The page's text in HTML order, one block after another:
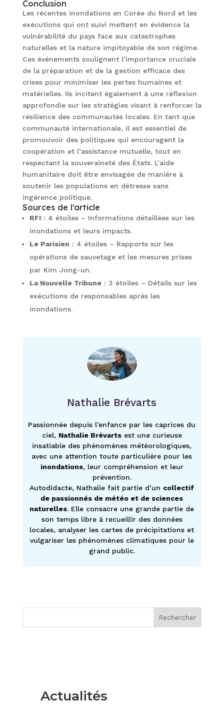
Conclusion
Les récentes inondations en Corée du Nord et les
exécutions qui ont suivi mettent en évidence la
vulnérabilité du pays face aux catastrophes
naturelles et la nature impitoyable de son régime.
Ces événements soulignent l’importance cruciale
de la préparation et de la gestion efficace des
crises pour minimiser les pertes humaines et
matérielles. Ils incitent également à une réflexion
approfondie sur les stratégies visant à renforcer la
résilience des communautés locales. En tant que
communauté internationale, il est essentiel de
promouvoir des politiques qui encouragent la
coopération et l’assistance mutuelle, tout en
respectant la souveraineté des États. L’aide
humanitaire doit être envisagée de manière à
soutenir les populations en détresse sans
ingérence politique.
Sources de l’article
RFI: 4 étoiles – Informations détaillées sur les
inondations et leurs impacts.
Le Parisien : 4 étoiles – Rapports sur les
opérations de sauvetage et les mesures prises
par Kim Jong-un.
La Nouvelle Tribune: 3 étoiles – Détails sur les
exécutions de responsables après les
inondations.
Nathalie Brévarts
Passionnée depuis l’enfance par les caprices du
ciel, Nathalie Brévartsest une curieuse
insatiable des phénomènes météorologiques,
avec une attention toute particulière pour les
inondations, leur compréhension et leur
prévention.
Autodidacte, Nathalie fait partie d’un collectif
de passionnés de météo et de sciences
naturelles. Elle consacre une grande partie de
son temps libre à recueillir des données
locales, analyser les cartes de précipitations et
vulgariser les phénomènes climatiques pour le
grand public.
Rechercher
Actualités